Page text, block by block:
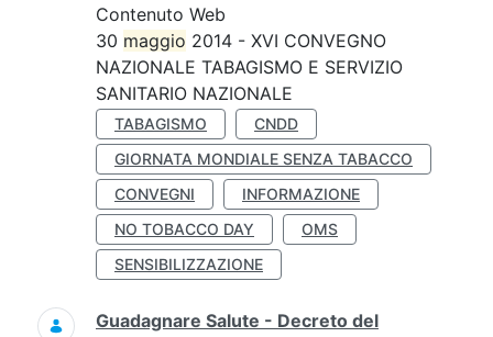
Contenuto Web
30 maggio 2014 - XVI CONVEGNO
NAZIONALE TABAGISMO E SERVIZIO
SANITARIO NAZIONALE
TABAGISMO
CNDD
GIORNATA MONDIALE SENZA TABACCO
CONVEGNI
INFORMAZIONE
NO TOBACCO DAY
OMS
SENSIBILIZZAZIONE
Guadagnare Salute - Decreto del